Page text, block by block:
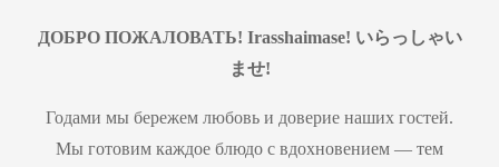
ДОБРО ПОЖАЛОВАТЬ! Irasshaimase! いらっしゃい
ませ!
Годами мы бережем любовь и доверие наших гостей.
Мы готовим каждое блюдо с вдохновением — тем